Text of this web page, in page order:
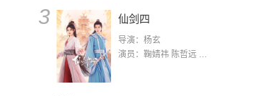
3 仙剑四
导演：杨玄
演员：鞠婧祎 陈哲远 茅子俊 毛晓慧 王媛可 张志浩 林枫松 张帆（演员）